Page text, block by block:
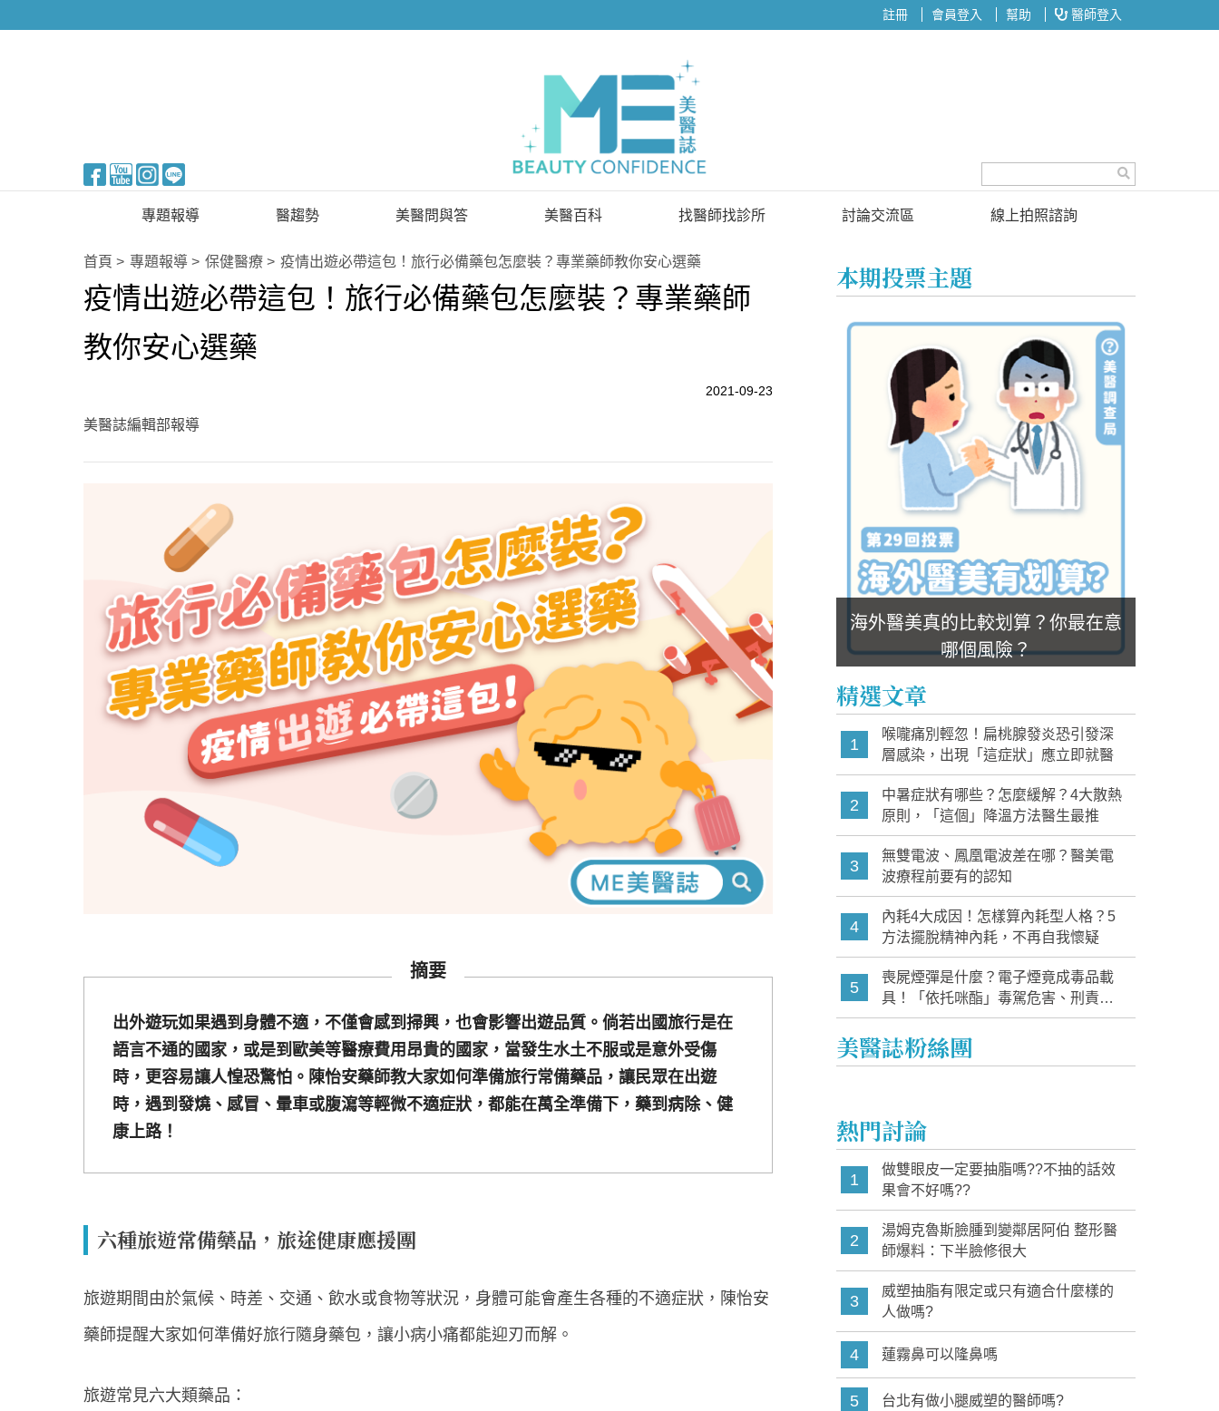
註冊 會員登入 幫助 醫師登入
專題報導
新知快訊
醫美整形
保健醫療
醫趨勢
美醫FUN知識
國際新知
美醫問與答
已解決問題
待解決問題
美醫百科 找醫師找診所
找診所
討論交流區
投票區
線上拍照諮詢
首頁 專題報導 保健醫療 疫情出遊必帶這包！旅行必備藥包怎麼裝？專業藥師教你安心選藥
疫情出遊必帶這包！旅行必備藥包怎麼裝？專業藥師
教你安心選藥
2021-09-23
美醫誌編輯部報導
摘要
出外遊玩如果遇到身體不適，不僅會感到掃興，也會影響出遊品質。倘若出國旅行是在
語言不通的國家，或是到歐美等醫療費用昂貴的國家，當發生水土不服或是意外受傷
時，更容易讓人惶恐驚怕。陳怡安藥師教大家如何準備旅行常備藥品，讓民眾在出遊
時，遇到發燒、感冒、暈車或腹瀉等輕微不適症狀，都能在萬全準備下，藥到病除、健
康上路！
六種旅遊常備藥品，旅途健康應援團
旅遊期間由於氣候、時差、交通、飲水或食物等狀況，身體可能會產生各種的不適症狀，陳怡安
藥師提醒大家如何準備好旅行隨身藥包，讓小病小痛都能迎刃而解。
旅遊常見六大類藥品：
本期投票主題
海外醫美真的比較划算？你最在意
哪個風險？
精選文章
1
喉嚨痛別輕忽！扁桃腺發炎恐引發深
層感染，出現「這症狀」應立即就醫
2
中暑症狀有哪些？怎麼緩解？4大散熱
原則，「這個」降溫方法醫生最推
3
無雙電波、鳳凰電波差在哪？醫美電
波療程前要有的認知
4
內耗4大成因！怎樣算內耗型人格？5
方法擺脫精神內耗，不再自我懷疑
5
喪屍煙彈是什麼？電子煙竟成毒品載
具！「依托咪酯」毒駕危害、刑責與
家長必知警訊
美醫誌粉絲團
熱門討論
1
做雙眼皮一定要抽脂嗎??不抽的話效
果會不好嗎??
2
湯姆克魯斯臉腫到變鄰居阿伯 整形醫
師爆料：下半臉修很大
3
威塑抽脂有限定或只有適合什麼樣的
人做嗎?
4 蓮霧鼻可以隆鼻嗎
5 台北有做小腿威塑的醫師嗎?